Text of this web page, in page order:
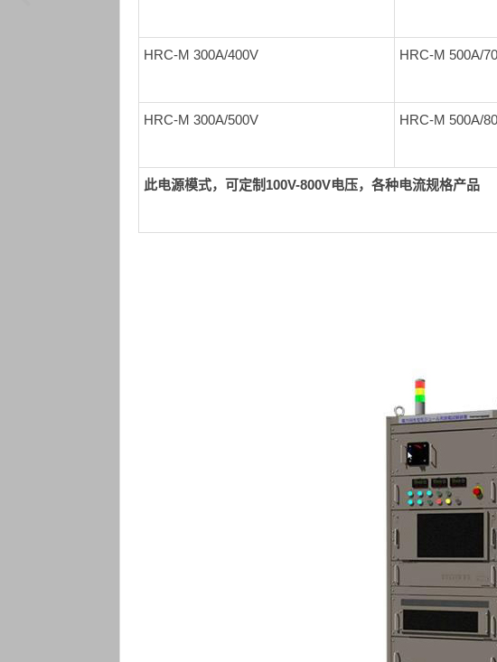
HRC-M 300A/400V HRC-M 500A/
HRC-M 300A/500V HRC-M 500A/
此电源模式，可定制100V-800V电压，各种电流规格产品